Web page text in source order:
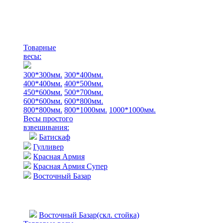
Товарные
весы:
300*300мм. 300*400мм.
400*400мм. 400*500мм.
450*600мм. 500*700мм.
600*600мм. 600*800мм.
800*800мм. 800*1000мм. 1000*1000мм.
Весы простого
взвешивания:
Батискаф
Гулливер
Красная Армия
Красная Армия Супер
Восточный Базар
Восточный Базар(скл. стойка)